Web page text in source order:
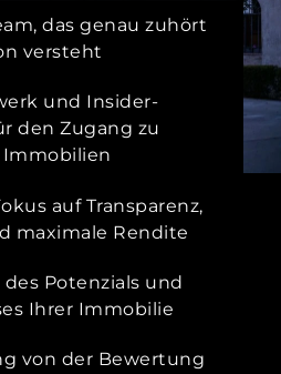
das genau zuhört
versteht
und Insider-
den Zugang zu
auf Transparenz,
maximale Rendite
Potenzials und
Ihrer Immobilie
von der Bewertung